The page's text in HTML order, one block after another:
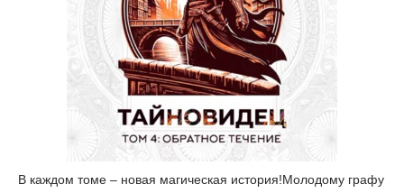
В каждом томе – новая магическая история!Молодому графу